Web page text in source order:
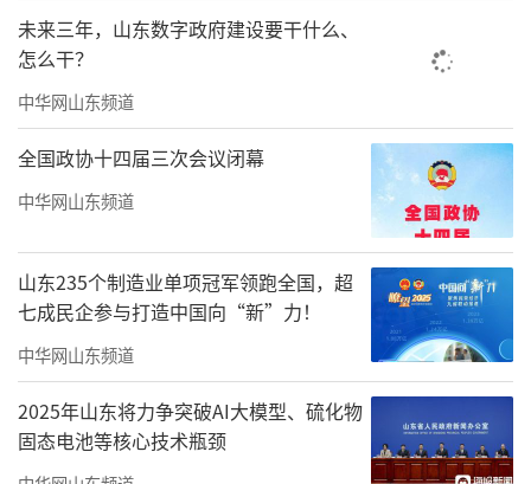
是为人服务的，而人的需求是随着经济社会的
发展，随着时代的进步不断提高的。例如，过
去我们的住宅里没有洗浴的功能，如果要洗
浴，单位有浴池，社会上也有公共浴池，或是
单位发澡票或是自己买澡票去洗浴。但是，现
在的住宅如果没有这一项功能，就不能满足居
住需要，这个房子就不好销售了。
所以，对住宅的认识和理解，首先要搞清
人民群众高品质居住需要的具体内涵。明确了
这个内涵，我们就有了发展方向，有了发展目
标，就可以以目标为导向以解决实现目标过程
当中的问题为导向，研究解决企业和行业发展
未来三年，山东数字政府建设要干什么、
怎么干？
中华网山东频道
全国政协十四届三次会议闭幕
中华网山东频道
山东235个制造业单项冠军领跑全国，超
七成民企参与打造中国向“新”力！
中华网山东频道
2025年山东将力争突破AI大模型、硫化物
固态电池等核心技术瓶颈